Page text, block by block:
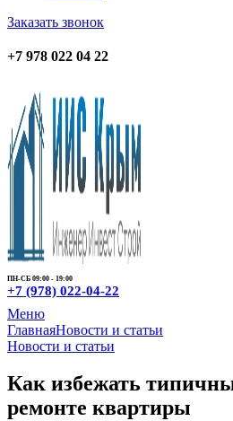
Заказать звонок
+7 978 022 04 22
ПН-СБ 09:00 - 19:00
+7 (978) 022-04-22
Меню
ГлавнаяНовости и статьи
Новости и статьи
Как избежать
ремонте квартиры